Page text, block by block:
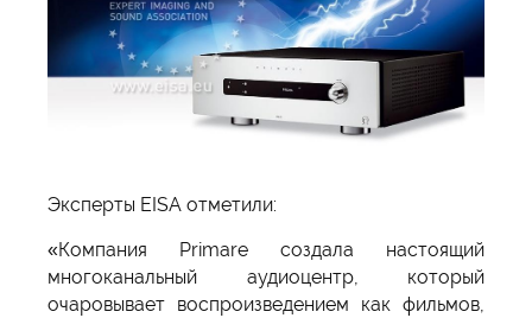
Эксперты EISA отметили:
«Компания Primare создала настоящий
многоканальный аудиоцентр, который
очаровывает воспроизведением как фильмов,